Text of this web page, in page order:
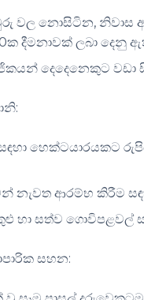
වල නොසිටින, නිවාස
දීමනාවක් ලබා දෙනු
දෙදෙනෙකුට
හෙක්ටයාරයකට
නැවත ආරම්භ කිරීම
හා සත්ව ගොවිපළවල්
සහන: